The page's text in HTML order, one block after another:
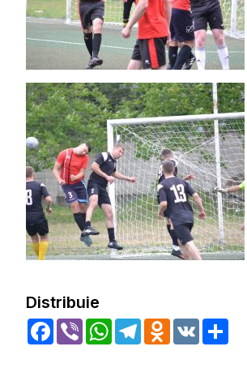
Distribuie
Facebook
Viber WhatsApp
TelegramOdnoklassniki
VK